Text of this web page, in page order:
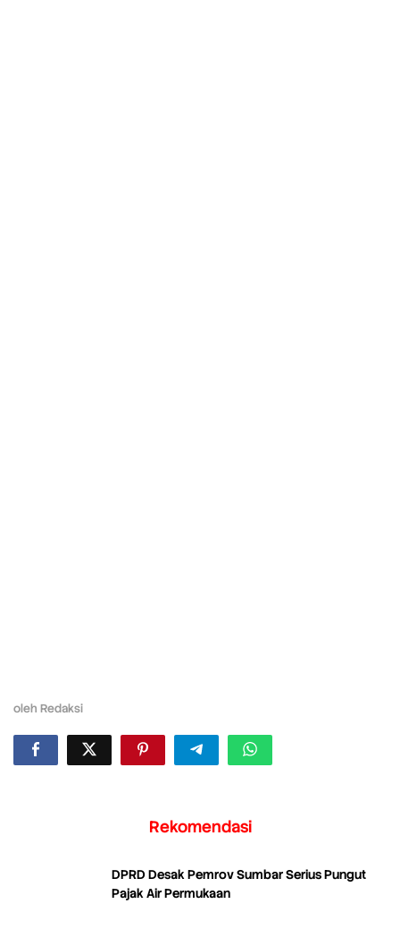
oleh Redaksi
Rekomendasi
DPRD Desak Pemrov Sumbar Serius Pungut
Pajak Air Permukaan